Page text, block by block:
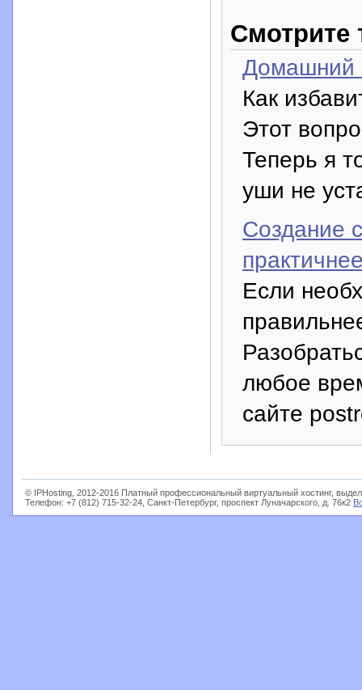
Смотрите
Домашний
Как
Этот
Теперь я
уши не
Создание
Если
любое
сайте
© IPHosting, 2012-2016 Платный профессиональный виртуальный хостинг,
Телефон: +7 (812) 715-32-24, Санкт-Петербург, проспект Луначарского, д. 76к2